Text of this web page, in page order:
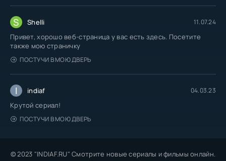
S Shelli 11.07.24
Привет, хорошо веб-страница у вас есть здесь. Посетите
также мою страничку
ПОСТУЧИ В МОЮ ДВЕРЬ
I indiaf 04.03.23
Крутой сериал!
ПОСТУЧИ В МОЮ ДВЕРЬ
© 2023 "INDIAF.RU" Смотрите новые сериалы и фильмы онлайн.